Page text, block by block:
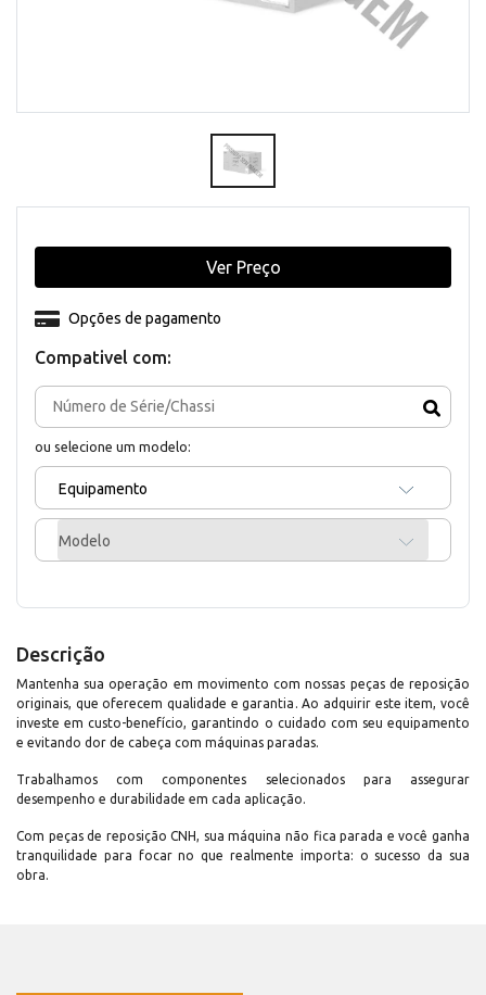
Compativel com:
ou selecione um modelo:
Equipamento
Modelo
Opções de pagamento
Ver Preço
Descrição
Mantenha sua operação em movimento com nossas peças de reposição
originais, que oferecem qualidade e garantia. Ao adquirir este item, você
investe em custo-benefício, garantindo o cuidado com seu equipamento
e evitando dor de cabeça com máquinas paradas.
Trabalhamos com componentes selecionados para assegurar
desempenho e durabilidade em cada aplicação.
Com peças de reposição CNH, sua máquina não fica parada e você ganha
tranquilidade para focar no que realmente importa: o sucesso da sua
obra.